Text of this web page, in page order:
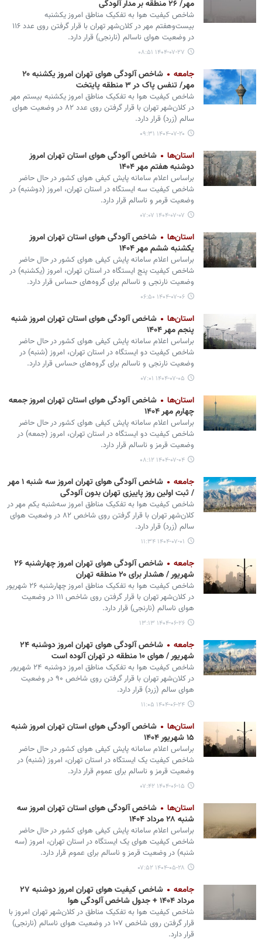
مهر/ ۲۶ منطقه بر مدار آلودگی
شاخص کیفیت هوا به تفکیک مناطق امروز یکشنبه
بیست‌وهفتم مهر در کلان‌شهر تهران با قرار گرفتن روی عدد ۱۱۶
در وضعیت هوای ناسالم (نارنجی) قرار دارد.
۱۴۰۴-۰۷-۲۷ ۰۸:۵۱
جامعه
شاخص آلودگی هوای تهران امروز یکشنبه ۲۰
مهر/ تنفس پاک در ۳ منطقه پایتخت
شاخص کیفیت هوا به تفکیک مناطق امروز یکشنبه بیستم مهر
در کلان‌شهر تهران با قرار گرفتن روی عدد ۸۲ در وضعیت هوای
سالم (زرد) قرار دارد.
۱۴۰۴-۰۷-۲۰ ۰۹:۳۱
استان‌ها
شاخص آلودگی هوای استان تهران امروز
دوشنبه هفتم مهر ۱۴۰۴
براساس اعلام سامانه پایش کیفی هوای کشور در حال حاضر
شاخص کیفیت سه ایستگاه در استان تهران، امروز (دوشنبه) در
وضعیت قرمر و ناسالم قرار دارد.
۱۴۰۴-۰۷-۰۷ ۰۷:۰۷
استان‌ها
شاخص آلودگی هوای استان تهران امروز
یکشنبه ششم مهر ۱۴۰۴
براساس اعلام سامانه پایش کیفی هوای کشور در حال حاضر
شاخص کیفیت پنج ایستگاه در استان تهران، امروز (یکشنبه) در
وضعیت نارنجی و ناسالم برای گروه‌های حساس قرار دارد.
۱۴۰۴-۰۷-۰۶ ۰۶:۵۰
استان‌ها
شاخص آلودگی هوای استان تهران امروز شنبه
پنجم مهر ۱۴۰۴
براساس اعلام سامانه پایش کیفی هوای کشور در حال حاضر
شاخص کیفیت دو ایستگاه در استان تهران، امروز (شنبه) در
وضعیت نارنجی و ناسالم برای گروه‌های حساس قرار دارد.
۱۴۰۴-۰۷-۰۵ ۰۷:۰۱
استان‌ها
شاخص آلودگی هوای استان تهران امروز جمعه
چهارم مهر ۱۴۰۴
براساس اعلام سامانه پایش کیفی هوای کشور در حال حاضر
شاخص کیفیت دو ایستگاه در استان تهران، امروز (جمعه) در
وضعیت قرمز و ناسالم قرار دارد.
۱۴۰۴-۰۷-۰۴ ۰۸:۱۲
جامعه
شاخص آلودگی هوای تهران امروز سه شنبه ۱ مهر
/ ثبت اولین روز پاییزی تهران بدون آلودگی
شاخص کیفیت هوا به تفکیک مناطق امروز سه‌شنبه یکم مهر در
کلان‌شهر تهران با قرار گرفتن روی شاخص ۸۲ در وضعیت هوای
سالم (زرد) قرار دارد.
۱۴۰۴-۰۷-۰۱ ۱۱:۳۴
جامعه
شاخص آلودگی هوای تهران امروز چهارشنبه ۲۶
شهریور / هشدار برای ۲۰ منطقه تهران
شاخص کیفیت هوا به تفکیک مناطق امروز چهارشنبه ۲۶ شهریور
در کلان‌شهر تهران با قرار گرفتن روی شاخص ۱۱۱ در وضعیت
هوای ناسالم (نارنجی) قرار دارد.
۱۴۰۴-۰۶-۲۶ ۱۳:۱۳
جامعه
شاخص آلودگی هوای تهران امروز دوشنبه ۲۴
شهریور / هوای ۱۰ منطقه در تهران آلوده است
شاخص کیفیت هوا به تفکیک مناطق امروز دوشنبه ۲۴ شهریور
در کلان‌شهر تهران با قرار گرفتن روی شاخص ۹۰ در وضعیت
هوای سالم (زرد) قرار دارد.
۱۴۰۴-۰۶-۲۴ ۱۱:۰۵
استان‌ها
شاخص آلودگی هوای استان تهران امروز شنبه
۱۵ شهریور ۱۴۰۴
براساس اعلام سامانه پایش کیفی هوای کشور در حال حاضر
شاخص کیفیت یک ایستگاه در استان تهران، امروز (شنبه) در
وضعیت قرمز و ناسالم برای عموم قرار دارد.
۱۴۰۴-۰۶-۱۵ ۰۷:۴۲
استان‌ها
شاخص آلودگی هوای استان تهران امروز سه
شنبه ۲۸ مرداد ۱۴۰۴
براساس اعلام سامانه پایش کیفی هوای کشور در حال حاضر
شاخص کیفیت هوای یک ایستگاه در استان تهران، امروز (سه
شنبه) در وضعیت قرمز و ناسالم برای عموم قرار دارد.
۱۴۰۴-۰۵-۲۸ ۰۷:۵۲
جامعه
شاخص کیفیت هوای تهران امروز دوشنبه ۲۷
مرداد ۱۴۰۴ + جدول شاخص آلودگی هوا
شاخص کیفیت هوا به تفکیک مناطق در کلان‌شهر تهران امروز با
قرار گرفتن روی شاخص ۱۰۷ در وضعیت هوای ناسالم (نارنجی)
قرار دارد.